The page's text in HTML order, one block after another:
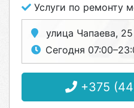
Услуги по ремонту
улица Чапаева, 25
Сегодня
+375